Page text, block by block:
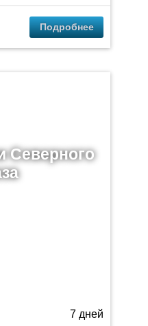
Подробнее
Северного
7 дней